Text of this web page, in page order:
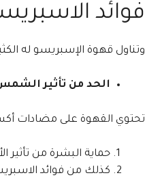
فوائد
وتناول قهوة الإسبريسو له
الحد من تأثير
تحتوي القهوة على مضادات
حماية البشرة من
كذلك من فوائد